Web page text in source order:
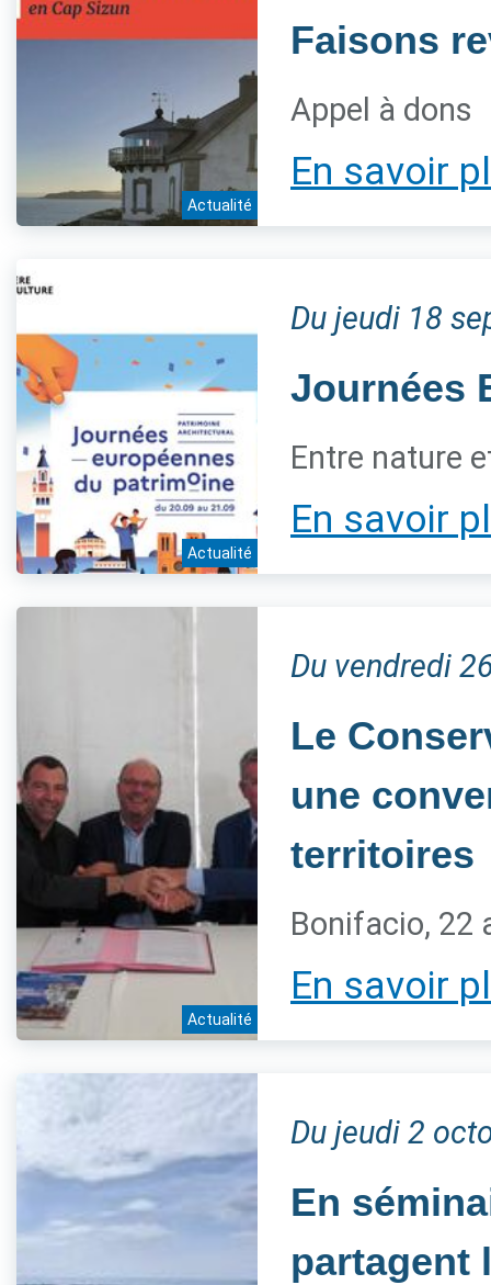
Actualité
Faisons
Appel à dons
En savoir
Actualité
Du jeudi 18
Journées
Entre nature
En savoir
Actualité
Du vendredi
Le
une
territoires
Bonifacio, 22
En savoir
Du jeudi 2
En
partagent